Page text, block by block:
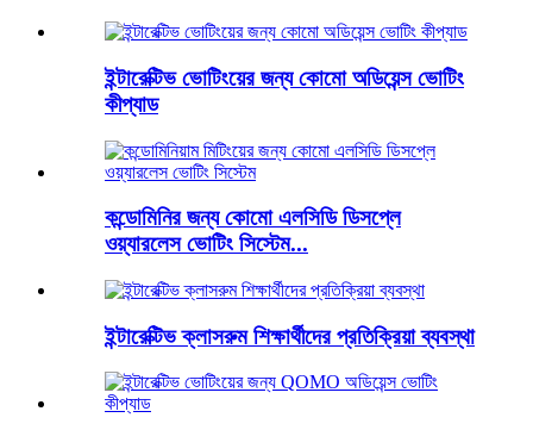
ইন্টারেক্টিভ ভোটিংয়ের জন্য কোমো অডিয়েন্স ভোটিং
কীপ্যাড
কন্ডোমিনির জন্য কোমো এলসিডি ডিসপ্লে
ওয়্যারলেস ভোটিং সিস্টেম...
ইন্টারেক্টিভ ক্লাসরুম শিক্ষার্থীদের প্রতিক্রিয়া ব্যবস্থা